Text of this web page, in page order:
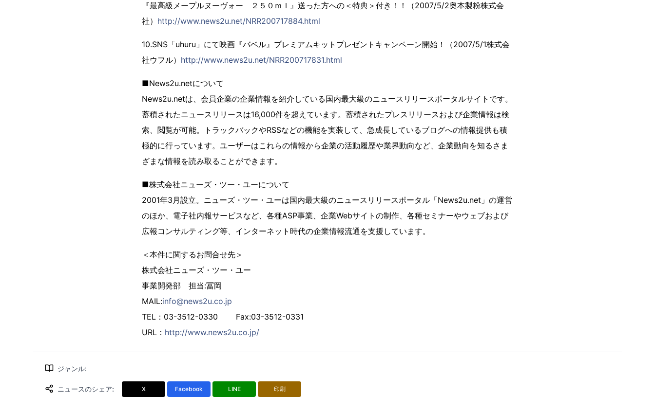
『最高級メープルヌーヴォー ２５０ｍｌ』送った方への＜特典＞付き！！（2007/5/2奥本製粉株式会
社） http://www.news2u.net/NRR200717884.html
10.SNS「uhuru」にて映画『バベル』プレミアムキットプレゼントキャンペーン開始！（2007/5/1株式会
社ウフル） http://www.news2u.net/NRR200717831.html
■News2u.netについて
News2u.netは、会員企業の企業情報を紹介している国内最大級のニュースリリースポータルサイトです。
蓄積されたニュースリリースは16,000件を超えています。蓄積されたプレスリリースおよび企業情報は検
索、閲覧が可能。トラックバックやRSSなどの機能を実装して、急成長しているブログへの情報提供も積
極的に行っています。ユーザーはこれらの情報から企業の活動履歴や業界動向など、企業動向を知るさま
ざまな情報を読み取ることができます。
■株式会社ニューズ・ツー・ユーについて
2001年3月設立。ニューズ・ツー・ユーは国内最大級のニュースリリースポータル「News2u.net」の運営
のほか、電子社内報サービスなど、各種ASP事業、企業Webサイトの制作、各種セミナーやウェブおよび
広報コンサルティング等、インターネット時代の企業情報流通を支援しています。
＜本件に関するお問合せ先＞
株式会社ニューズ・ツー・ユー
事業開発部 担当:冨岡
MAIL:info@news2u.co.jp
TEL：03-3512-0330 Fax:03-3512-0331
URL： http://www.news2u.co.jp/
ジャンル:
ニュースのシェア: X Facebook LINE 印刷